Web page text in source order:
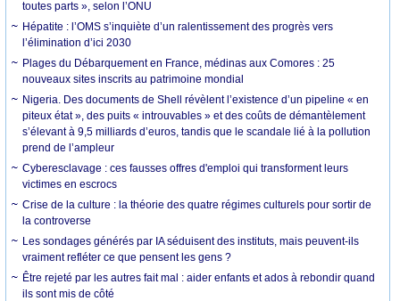
toutes parts », selon l’ONU
Hépatite : l’OMS s’inquiète d’un ralentissement des progrès vers
l’élimination d’ici 2030
Plages du Débarquement en France, médinas aux Comores : 25
nouveaux sites inscrits au patrimoine mondial
Nigeria. Des documents de Shell révèlent l’existence d’un pipeline « en
piteux état », des puits « introuvables » et des coûts de démantèlement
s’élevant à 9,5 milliards d’euros, tandis que le scandale lié à la pollution
prend de l’ampleur
Cyberesclavage : ces fausses offres d'emploi qui transforment leurs
victimes en escrocs
Crise de la culture : la théorie des quatre régimes culturels pour sortir de
la controverse
Les sondages générés par IA séduisent des instituts, mais peuvent-ils
vraiment refléter ce que pensent les gens ?
Être rejeté par les autres fait mal : aider enfants et ados à rebondir quand
ils sont mis de côté